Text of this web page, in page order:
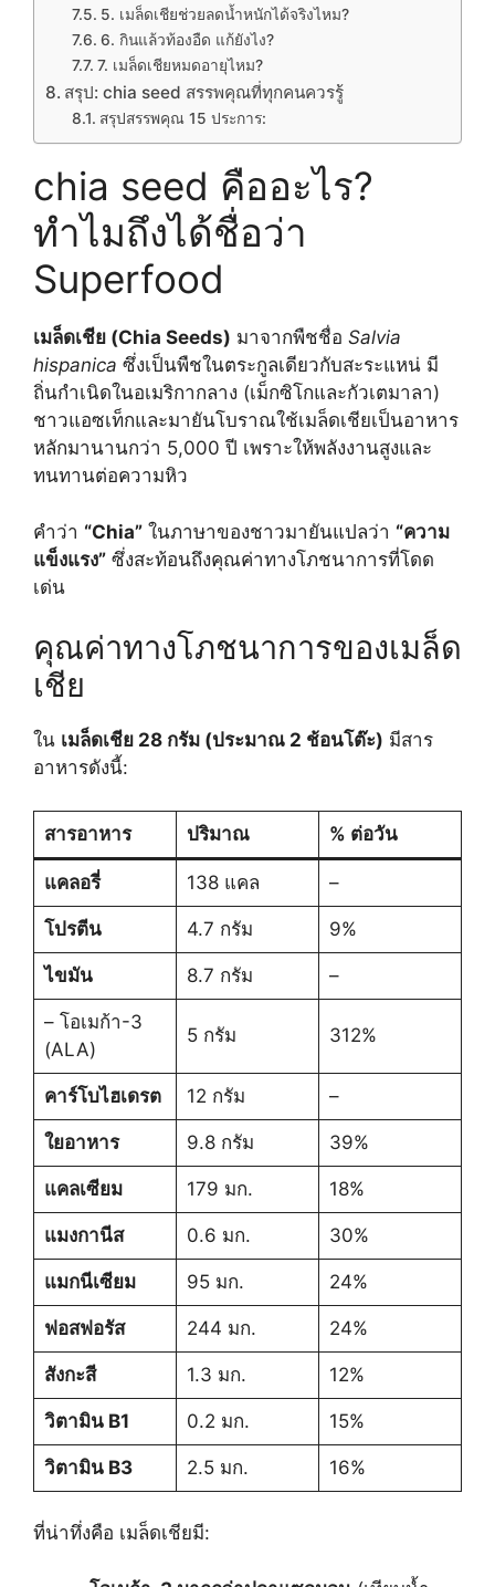
5. เมล็ดเชียช่วยลดน้ำหนักได้จริงไหม?
6. กินแล้วท้องอืด แก้ยังไง?
7. เมล็ดเชียหมดอายุไหม?
สรุป: chia seed สรรพคุณที่ทุกคนควรรู้
สรุปสรรพคุณ 15 ประการ:
chia seed คืออะไร?
ทำไมถึงได้ชื่อว่า
Superfood
เมล็ดเชีย (Chia Seeds) มาจากพืชชื่อ Salvia
hispanica ซึ่งเป็นพืชในตระกูลเดียวกับสะระแหน่ มี
ถิ่นกำเนิดในอเมริกากลาง (เม็กซิโกและกัวเตมาลา)
ชาวแอซเท็กและมายันโบราณใช้เมล็ดเชียเป็นอาหาร
หลักมานานกว่า 5,000 ปี เพราะให้พลังงานสูงและ
ทนทานต่อความหิว
คำว่า “Chia” ในภาษาของชาวมายันแปลว่า “ความ
แข็งแรง” ซึ่งสะท้อนถึงคุณค่าทางโภชนาการที่โดด
เด่น
คุณค่าทางโภชนาการของเมล็ด
เชีย
ใน เมล็ดเชีย 28 กรัม (ประมาณ 2 ช้อนโต๊ะ) มีสาร
อาหารดังนี้:
สารอาหาร ปริมาณ % ต่อวัน
แคลอรี่ 138 แคล –
โปรตีน 4.7 กรัม 9%
ไขมัน 8.7 กรัม –
– โอเมก้า-3
(ALA)
5 กรัม 312%
คาร์โบไฮเดรต 12 กรัม –
ใยอาหาร 9.8 กรัม 39%
แคลเซียม 179 มก. 18%
แมงกานีส 0.6 มก. 30%
แมกนีเซียม 95 มก. 24%
ฟอสฟอรัส 244 มก. 24%
สังกะสี 1.3 มก. 12%
วิตามิน B1 0.2 มก. 15%
วิตามิน B3 2.5 มก. 16%
ที่น่าทึ่งคือ เมล็ดเชียมี: